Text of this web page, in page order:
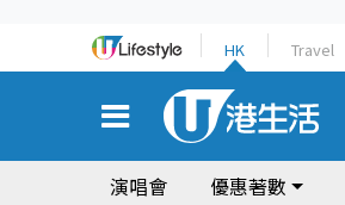
HK Travel
演唱會 優惠著數